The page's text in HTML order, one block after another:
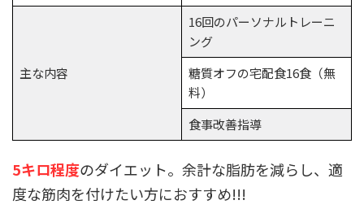
主な内容
16回のパーソナルトレーニ
ング
糖質オフの宅配食16食（無
料）
食事改善指導
5キロ程度のダイエット。余計な脂肪を減らし、適
度な筋肉を付けたい方におすすめ!!!